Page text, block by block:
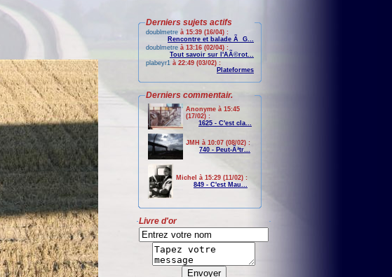
Derniers sujets actifs
doublmetre à 15:39 (16/04) :
Rencontre et balade Ã G...
doublmetre à 13:16 (02/04) :
Tout savoir sur l'AÃ©rot...
plabeyr1 à 22:49 (03/02) :
Plateformes
Derniers commentair.
Anonyme à 15:45
(17/02) :
1625 - C'est cla...
JMH à 10:07 (08/02) :
740 - Peut-Ãªtr...
Michel à 15:29 (11/02) :
849 - C'est Mau...
Livre d'or